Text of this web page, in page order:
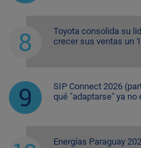
Toyota consolida su
crecer sus ventas un
SIP Connect 2026
qué "adaptarse" ya no
Energías Paraguay